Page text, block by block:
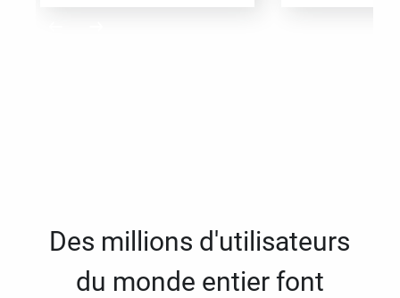
Des millions d'utilisateurs
du monde entier font